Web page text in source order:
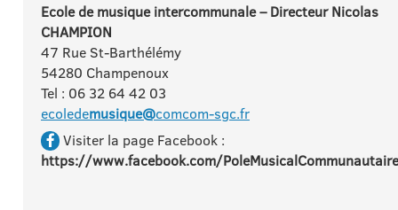
Ecole demusiqueintercommunale – Directeur Nicolas
CHAMPION
47 Rue St-Barthélémy
54280 Champenoux
Tel : 06 32 64 42 03
ecoledemusique@comcom-sgc.fr
Visiter la page Facebook :
https://www.facebook.com/PoleMusicalCommunautaire